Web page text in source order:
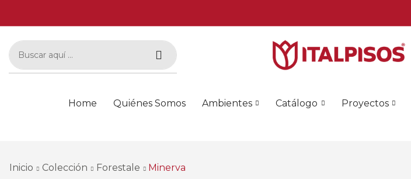
Home Quiénes Somos Ambientes Catálogo Proyectos
Inicio Colección Forestale Minerva